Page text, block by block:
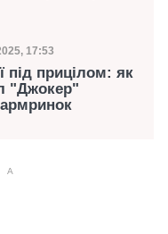
17:53
під прицілом: як
"Джокер"